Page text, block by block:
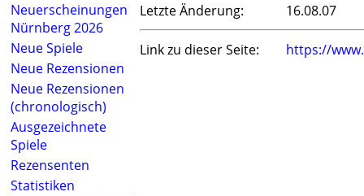
Neuerscheinungen
Nürnberg 2026
Neue Spiele
Neue Rezensionen
Neue Rezensionen
(chronologisch)
Ausgezeichnete
Spiele
Rezensenten
Statistiken
Letzte Änderung:
16.08.07
Link zu dieser Seite: https://